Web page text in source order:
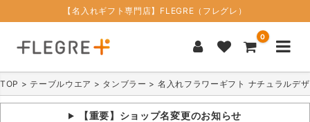
【名入れギフト専門店】FLEGRE（フレグレ）
0
TOP テーブルウエア タンブラー 名入れフラワーギフト ナチュラルデ
【重要】ショップ名変更のお知らせ